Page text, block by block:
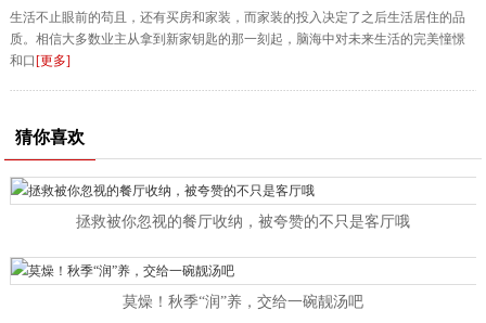
生活不止眼前的苟且，还有买房和家装，而家装的投入决定了之后生活居住的品
质。相信大多数业主从拿到新家钥匙的那一刻起，脑海中对未来生活的完美憧憬
和口 [更多]
猜你喜欢
拯救被你忽视的餐厅收纳，被夸赞的不只是客厅哦
莫燥！秋季“润”养，交给一碗靓汤吧